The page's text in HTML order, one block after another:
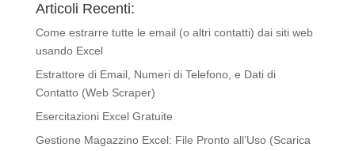
Articoli Recenti:
Come estrarre tutte le email (o altri contatti) dai siti web
usando Excel
Estrattore di Email, Numeri di Telefono, e Dati di
Contatto (Web Scraper)
Esercitazioni Excel Gratuite
Gestione Magazzino Excel: File Pronto all’Uso (Scarica